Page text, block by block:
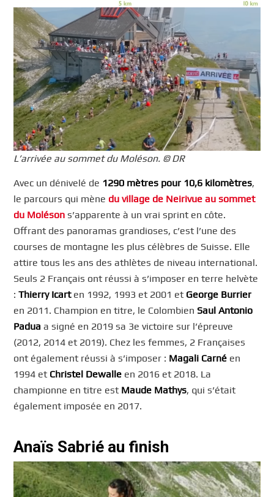
L’arrivée au sommet du Moléson. © DR
Avec un dénivelé de 1290 mètres pour 10,6 kilomètres,
le parcours qui mène du village de Neirivue au sommet
du Moléson s’apparente à un vrai sprint en côte.
Offrant des panoramas grandioses, c’est l’une des
courses de montagne les plus célèbres de Suisse. Elle
attire tous les ans des athlètes de niveau international.
Seuls 2 Français ont réussi à s’imposer en terre helvète
:Thierry Icart en 1992, 1993 et 2001 et George Burrier
en 2011. Champion en titre, le Colombien Saul Antonio
Padua a signé en 2019 sa 3e victoire sur l’épreuve
(2012, 2014 et 2019). Chez les femmes, 2 Françaises
ont également réussi à s’imposer : Magali Carné en
1994 et Christel Dewalle en 2016 et 2018. La
championne en titre est Maude Mathys, qui s’était
également imposée en 2017.
Anaïs Sabrié au finish